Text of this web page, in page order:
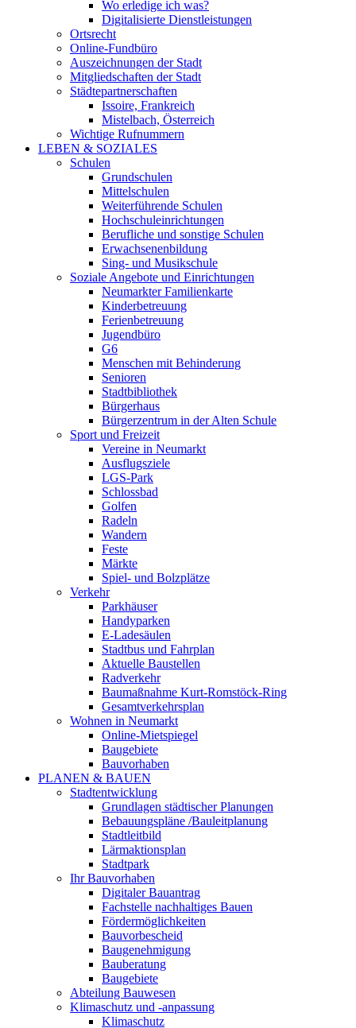
Wo erledige ich was?
Digitalisierte Dienstleistungen
Ortsrecht
Online-Fundbüro
Auszeichnungen der Stadt
Mitgliedschaften der Stadt
Städtepartnerschaften
Issoire, Frankreich
Mistelbach, Österreich
Wichtige Rufnummern
LEBEN & SOZIALES
Schulen
Grundschulen
Mittelschulen
Weiterführende Schulen
Hochschuleinrichtungen
Berufliche und sonstige Schulen
Erwachsenenbildung
Sing- und Musikschule
Soziale Angebote und Einrichtungen
Neumarkter Familienkarte
Kinderbetreuung
Ferienbetreuung
Jugendbüro
G6
Menschen mit Behinderung
Senioren
Stadtbibliothek
Bürgerhaus
Bürgerzentrum in der Alten Schule
Sport und Freizeit
Vereine in Neumarkt
Ausflugsziele
LGS-Park
Schlossbad
Golfen
Radeln
Wandern
Feste
Märkte
Spiel- und Bolzplätze
Verkehr
Parkhäuser
Handyparken
E-Ladesäulen
Stadtbus und Fahrplan
Aktuelle Baustellen
Radverkehr
Baumaßnahme Kurt-Romstöck-Ring
Gesamtverkehrsplan
Wohnen in Neumarkt
Online-Mietspiegel
Baugebiete
Bauvorhaben
PLANEN & BAUEN
Stadtentwicklung
Grundlagen städtischer Planungen
Bebauungspläne /Bauleitplanung
Stadtleitbild
Lärmaktionsplan
Stadtpark
Ihr Bauvorhaben
Digitaler Bauantrag
Fachstelle nachhaltiges Bauen
Fördermöglichkeiten
Bauvorbescheid
Baugenehmigung
Bauberatung
Baugebiete
Abteilung Bauwesen
Klimaschutz und -anpassung
Klimaschutz